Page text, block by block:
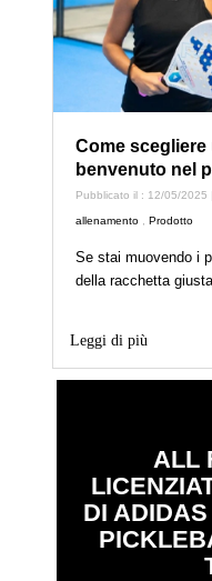
Come
benvenuto nel
Pubblicato il : 12/05/
allenamento ,Prodotto
Se stai muovendo i
della racchetta
Leggi di più
ALL
DI